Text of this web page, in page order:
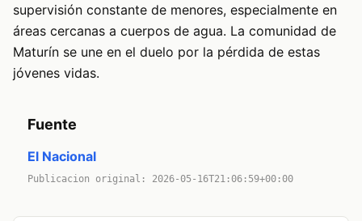
supervisión constante de menores, especialmente en
áreas cercanas a cuerpos de agua. La comunidad de
Maturín se une en el duelo por la pérdida de estas
jóvenes vidas.
Fuente
El Nacional
Publicacion original: 2026-05-16T21:06:59+00:00